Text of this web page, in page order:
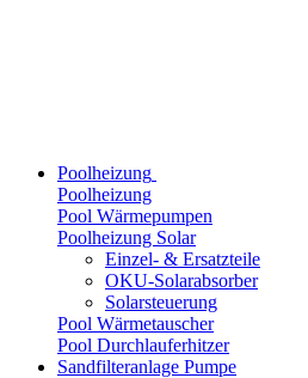
Poolheizung
Poolheizung
Pool Wärmepumpen
Poolheizung Solar
Einzel- & Ersatzteile
OKU-Solarabsorber
Solarsteuerung
Pool Wärmetauscher
Pool Durchlauferhitzer
Sandfilteranlage Pumpe